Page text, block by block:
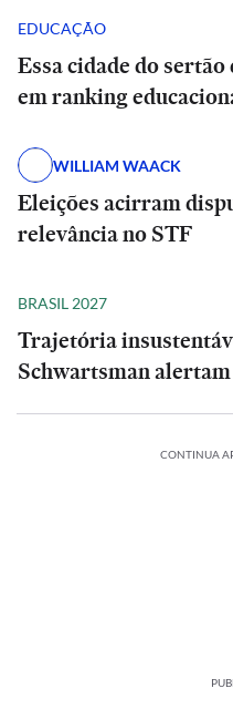
EDUCAÇÃO
Essa cidade do sertão
em ranking
WILLIAM WAACK
Eleições acirram
relevância no STF
BRASIL 2027
Trajetória
Schwartsman
CONTINUA